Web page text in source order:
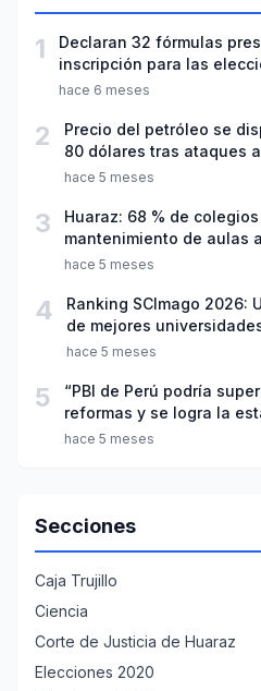
1
Declaran 32 fórmulas
inscripción para las
hace 6 meses
2
Precio del petróleo se
80 dólares tras ataques
hace 5 meses
3
Huaraz: 68 % de
mantenimiento de aulas
año escolar 2026
hace 5 meses
4
Ranking SCImago 2026:
de mejores
hace 5 meses
5
“PBI de Perú podría
reformas y se logra la
hace 5 meses
Secciones
Caja Trujillo
Ciencia
Corte de Justicia de Huaraz
Elecciones 2020